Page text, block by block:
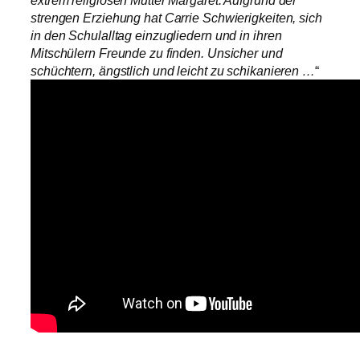
strengen Erziehung hat Carrie Schwierigkeiten, sich
in den Schulalltag einzugliedern und in ihren
Mitschülern Freunde zu finden. Unsicher und
schüchtern, ängstlich und leicht zu schikanieren …“